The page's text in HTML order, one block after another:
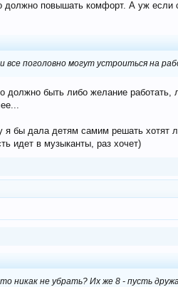
должно повышать комфорт. А уж если
все поголовно могут устроиться на
должно быть либо желание
я бы дала детям самим решать хотят
идет в музыканты, раз хочет)
никак не убрать? Их же 8 - пусть